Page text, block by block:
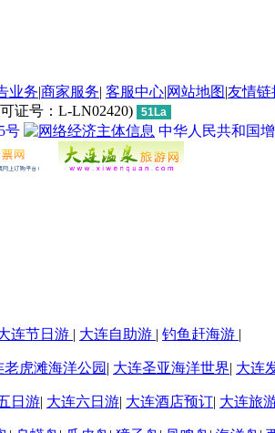
业务|商家服务| 客服中心|网站地图|友情链
证号：L-LN02420) 51La
号 中华人民共和国
连节日游 | 大连自助游 | 钓鱼赶海游 |
老虎滩海洋公园 | 大连圣亚海洋世界| 大连
日游| 大连六日游| 大连酒店预订| 大连旅